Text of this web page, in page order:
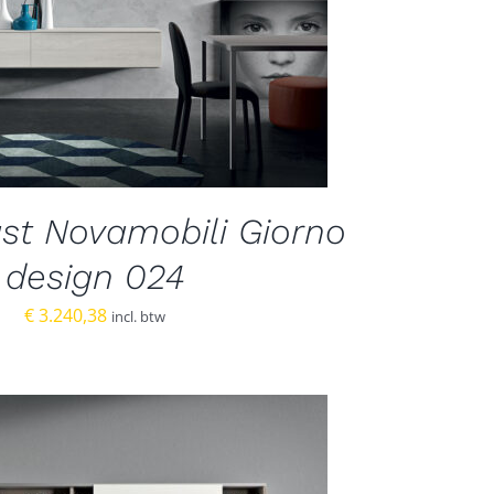
Novamobili Giorno
design 024
€3.240,38 incl. btw